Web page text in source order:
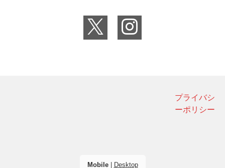
プライバシ
ーポリシー
Mobile| Desktop